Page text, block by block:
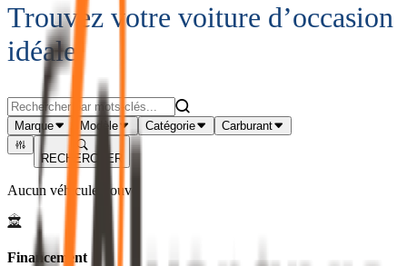
Trouvez votre voiture d’occasion
idéale
Marque Modèle Catégorie Carburant
RECHERCHER
Aucun véhicule trouvé
Financement